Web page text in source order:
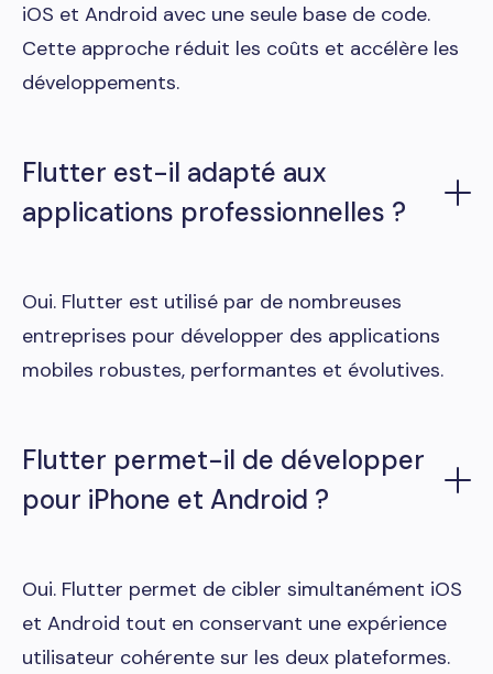
iOS et Android avec une seule base de code.
Cette approche réduit les coûts et accélère les
développements.
Flutter est-il adapté aux
applications professionnelles ?
Oui. Flutter est utilisé par de nombreuses
entreprises pour développer des applications
mobiles robustes, performantes et évolutives.
Flutter permet-il de développer
pour iPhone et Android ?
Oui. Flutter permet de cibler simultanément iOS
et Android tout en conservant une expérience
utilisateur cohérente sur les deux plateformes.